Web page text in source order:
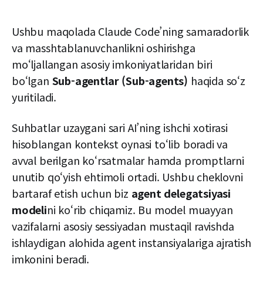
Ushbu maqolada Claude Code’ning samaradorlik
va masshtablanuvchanlikni oshirishga
mo‘ljallangan asosiy imkoniyatlaridan biri
bo‘lgan Sub-agentlar (Sub-agents) haqida so‘z
yuritiladi.
Suhbatlar uzaygani sari AI’ning ishchi xotirasi
hisoblangan kontekst oynasi to‘lib boradi va
avval berilgan ko‘rsatmalar hamda promptlarni
unutib qo‘yish ehtimoli ortadi. Ushbu cheklovni
bartaraf etish uchun biz agent delegatsiyasi
modelini ko‘rib chiqamiz. Bu model muayyan
vazifalarni asosiy sessiyadan mustaqil ravishda
ishlaydigan alohida agent instansiyalariga ajratish
imkonini beradi.